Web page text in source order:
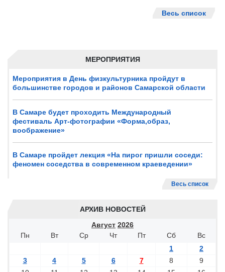
МЕРОПРИЯТИЯ
Мероприятия в День физкультурника пройдут в
большинстве городов и районов Самарской области
В Самаре будет проходить Международный
фестиваль Арт-фотографии «Форма,образ,
воображение»
В Самаре пройдет лекция «На пирог пришли соседи:
феномен соседства в современном краеведении»
Весь список
АРХИВ НОВОСТЕЙ
Август 2026
Пн
Вт Ср Чт Пт Сб
Вс
1
2
3
4 5 6 7 8
9
Весь список